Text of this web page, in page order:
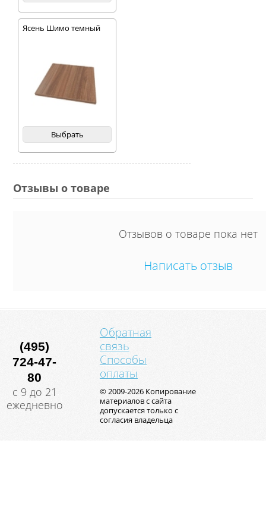
Ясень Шимо темный
Выбрать
Отзывы о товаре
Отзывов о товаре пока нет
Написать отзыв
(495)
724-47-
80
с 9 до 21
ежедневно
Обратная
связь
Способы
оплаты
© 2009-2026 Копирование
материалов с сайта
допускается только с
согласия владельца